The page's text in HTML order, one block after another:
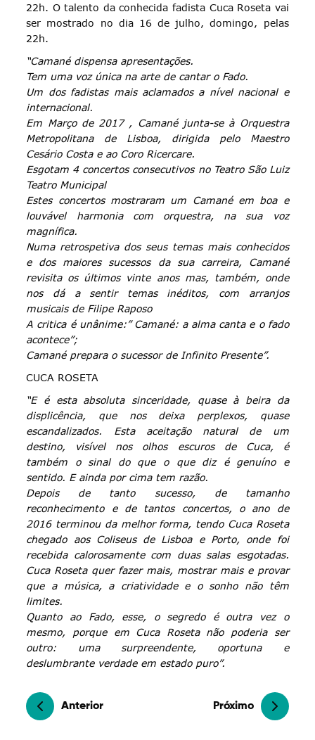
22h. O talento da conhecida fadista Cuca Roseta vai
ser mostrado no dia 16 de julho, domingo, pelas
22h.
“Camané dispensa apresentações.
Tem uma voz única na arte de cantar o Fado.
Um dos fadistas mais aclamados a nível nacional e
internacional.
Em Março de 2017 , Camané junta-se à Orquestra
Metropolitana de Lisboa, dirigida pelo Maestro
Cesário Costa e ao Coro Ricercare.
Esgotam 4 concertos consecutivos no Teatro São Luiz
Teatro Municipal
Estes concertos mostraram um Camané em boa e
louvável harmonia com orquestra, na sua voz
magnífica.
Numa retrospetiva dos seus temas mais conhecidos
e dos maiores sucessos da sua carreira, Camané
revisita os últimos vinte anos mas, também, onde
nos dá a sentir temas inéditos, com arranjos
musicais de Filipe Raposo
A critica é unânime:” Camané: a alma canta e o fado
acontece”;
Camané prepara o sucessor de Infinito Presente”.
CUCA ROSETA
“E é esta absoluta sinceridade, quase à beira da
displicência, que nos deixa perplexos, quase
escandalizados. Esta aceitação natural de um
destino, visível nos olhos escuros de Cuca, é
também o sinal do que o que diz é genuíno e
sentido. E ainda por cima tem razão.
Depois de tanto sucesso, de tamanho
reconhecimento e de tantos concertos, o ano de
2016 terminou da melhor forma, tendo Cuca Roseta
chegado aos Coliseus de Lisboa e Porto, onde foi
recebida calorosamente com duas salas esgotadas.
Cuca Roseta quer fazer mais, mostrar mais e provar
que a música, a criatividade e o sonho não têm
limites.
Quanto ao Fado, esse, o segredo é outra vez o
mesmo, porque em Cuca Roseta não poderia ser
outro: uma surpreendente, oportuna e
deslumbrante verdade em estado puro”.
Anterior Próximo